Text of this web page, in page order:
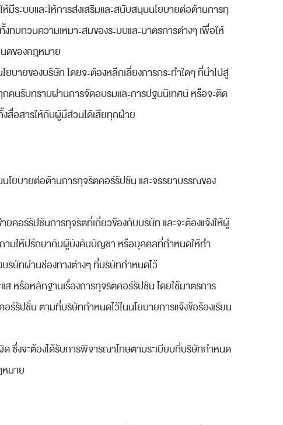
ระบบและให้การส่งเสริมและสนับสนุนนโยบายต่อต้านการทุ
บทวนความเหมาะสมของระบบและมาตรการต่างๆ เพื่อให้
ดของกฎหมาย
บายของบริษัท โดยจะต้องหลีกเลี่ยงการกระทำใดๆ ที่นำไปสู่
คนรับทราบผ่านการจัดอบรมและการปฐมนิเทศน์ หรือจะติด
งสื่อสารให้กับผู้มีส่วนได้เสียทุกฝ่าย
ยบายต่อต้านการทุจริตคอร์รัปชัน และจรรยาบรรณของ
คอร์รัปชันการทุจริตที่เกี่ยวข้องกับบริษัท และจะต้องแจ้งให้ผู้
มให้ปรึกษากับผู้บังคับบัญชา หรือบุคคลที่กำหนดให้ทำ
ษัทผ่านช่องทางต่างๆ ที่บริษัทกำหนดไว้
หรือหลักฐานเรื่องการทุจริตคอร์รัปชัน โดยใช้มาตรการ
รัปชั่น ตามที่บริษัทกำหนดไว้ในนโยบายการแจ้งข้อร้องเรียน
ซึ่งจะต้องได้รับการพิจารณาโทษตามระเบียบที่บริษัทกำหนด
มาย